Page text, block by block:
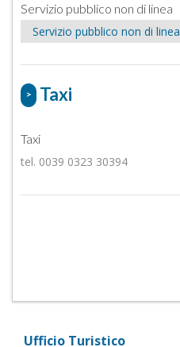
Servizio pubblico non di linea
Servizio pubblico non di linea
> Taxi
Taxi
tel. 0039 0323 30394
Ufficio Turistico